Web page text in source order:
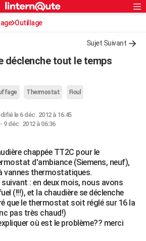
S'inscrire
Connexion
Outillage
Sujet Suivant
déclenche tout le temps
Thermostat Fioul
le 6 déc. 2012 à 16:45
9 déc. 2012 à 06:36
chappée TT2C pour le
d'ambiance (Siemens, neuf),
vannes thermostatiques.
suivant : en deux mois, nous avons
(!!!), et la chaudière se déclenche
que le thermostat soit réglé sur 16 la
pas très chaud!)
où est le problème?? merci